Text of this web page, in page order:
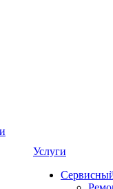
Услуги